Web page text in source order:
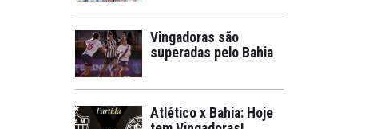
Vingadoras são
superadas pelo Bahia
Atlético x Bahia: Hoje